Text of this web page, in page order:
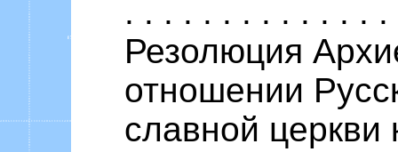
. . . . . . . . . . . . .
Резолюция
отношении
славной